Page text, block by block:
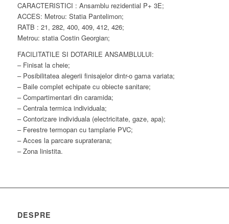
CARACTERISTICI : Ansamblu rezidential P+ 3E;
ACCES: Metrou: Statia Pantelimon;
RATB : 21, 282, 400, 409, 412, 426;
Metrou: statia Costin Georgian;
FACILITATILE SI DOTARILE ANSAMBLULUI:
– Finisat la cheie;
– Posibilitatea alegerii finisajelor dintr-o gama variata;
– Baile complet echipate cu obiecte sanitare;
– Compartimentari din caramida;
– Centrala termica individuala;
– Contorizare individuala (electricitate, gaze, apa);
– Ferestre termopan cu tamplarie PVC;
– Acces la parcare supraterana;
– Zona linistita.
DESPRE